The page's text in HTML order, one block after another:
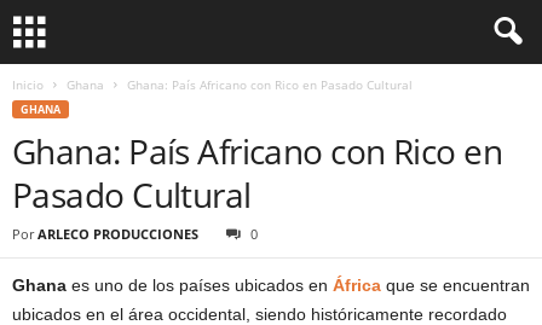
Inicio Ghana Ghana: País Africano con Rico en Pasado Cultural
GHANA
Ghana: País Africano con Rico en
Pasado Cultural
Por ARLECO PRODUCCIONES 0
Ghana es uno de los países ubicados en África que se encuentran
ubicados en el área occidental, siendo históricamente recordado